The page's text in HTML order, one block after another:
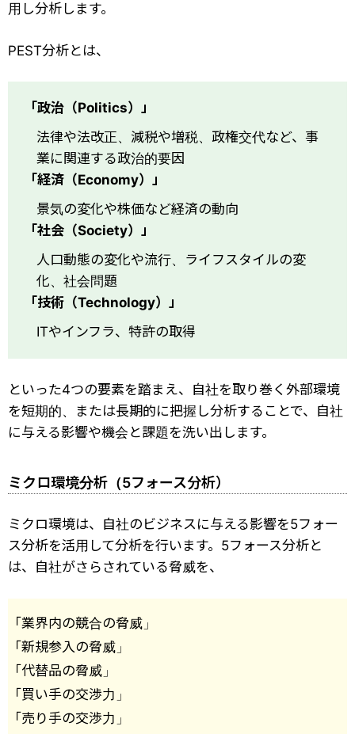
用し分析します。
PEST分析とは、
「政治（Politics）」
法律や法改正、減税や増税、政権交代など、事
業に関連する政治的要因
「経済（Economy）」
景気の変化や株価など経済の動向
「社会（Society）」
人口動態の変化や流行、ライフスタイルの変
化、社会問題
「技術（Technology）」
ITやインフラ、特許の取得
といった4つの要素を踏まえ、自社を取り巻く外部環境
を短期的、または長期的に把握し分析することで、自社
に与える影響や機会と課題を洗い出します。
ミクロ環境分析（5フォース分析）
ミクロ環境は、自社のビジネスに与える影響を5フォー
ス分析を活用して分析を行います。5フォース分析と
は、自社がさらされている脅威を、
「業界内の競合の脅威」
「新規参入の脅威」
「代替品の脅威」
「買い手の交渉力」
「売り手の交渉力」